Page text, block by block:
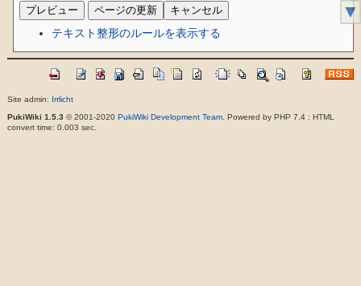
テキスト整形のルールを表示する
Site admin: Irrlicht
PukiWiki 1.5.3 © 2001-2020 PukiWiki Development Team. Powered by PHP 7.4 : HTML
convert time: 0.003 sec.
▼